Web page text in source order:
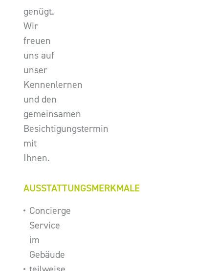
genügt.
Wir
freuen
uns auf
unser
Kennenlernen
und den
gemeinsamen
Besichtigungstermin
mit
Ihnen.
AUSSTATTUNGSMERKMALE
Concierge
Service
im
Gebäude